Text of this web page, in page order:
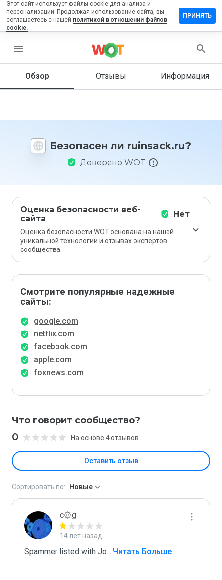
menu
Обзор Отзывы Информация
Безопасен ли ruinsack.ru?
Доверено WOT
Оценка безопасности веб-
сайта
Нет
Оценка безопасности WOT основана на нашей
уникальной технологии и отзывах экспертов
сообщества.
Смотрите популярные надежные
сайты:
google.com
netflix.com
facebook.com
apple.com
foxnews.com
Что говорит сообщество?
0 На основе 4 отзывов
Оставить отзыв
на
Как бы
этот
1 до 5?
Сортировать по: Новые
c۞g
14 лет назад
Spammer listed with Jo... Читать Больше
Этот сайт использует файлы cookie для анализа и
персонализации. Продолжая использование сайта, вы
соглашаетесь с нашей политикой в отношении файлов
cookie.
ПРИНЯТЬ